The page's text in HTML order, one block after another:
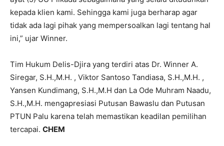
kepada klien kami. Sehingga kami juga berharap agar
tidak ada lagi pihak yang mempersoalkan lagi tentang hal
ini,” ujar Winner.
Tim Hukum Delis-Djira yang terdiri atas Dr. Winner A.
Siregar, S.H.,M.H. , Viktor Santoso Tandiasa, S.H.,M.H. ,
Yansen Kundimang, S.H.,M.H dan La Ode Muhram Naadu,
S.H.,M.H. mengapresiasi Putusan Bawaslu dan Putusan
PTUN Palu karena telah memastikan keadilan pemilihan
tercapai. CHEM